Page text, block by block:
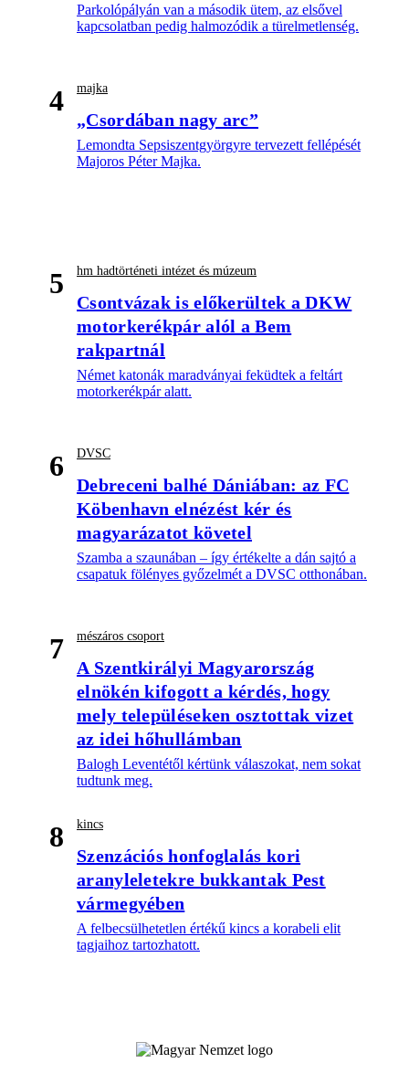
Parkolópályán van a második ütem, az elsővel
kapcsolatban pedig halmozódik a türelmetlenség.
4 majka
„Csordában nagy arc”
Lemondta Sepsiszentgyörgyre tervezett fellépését
Majoros Péter Majka.
5 hm hadtörténeti intézet és múzeum
Csontvázak is előkerültek a DKW
motorkerékpár alól a Bem
rakpartnál
Német katonák maradványai feküdtek a feltárt
motorkerékpár alatt.
6 DVSC
Debreceni balhé Dániában: az FC
Köbenhavn elnézést kér és
magyarázatot követel
Szamba a szaunában – így értékelte a dán sajtó a
csapatuk fölényes győzelmét a DVSC otthonában.
7 mészáros csoport
A Szentkirályi Magyarország
elnökén kifogott a kérdés, hogy
mely településeken osztottak vizet
az idei hőhullámban
Balogh Leventétől kértünk válaszokat, nem sokat
tudtunk meg.
8 kincs
Szenzációs honfoglalás kori
aranyleletekre bukkantak Pest
vármegyében
A felbecsülhetetlen értékű kincs a korabeli elit
tagjaihoz tartozhatott.